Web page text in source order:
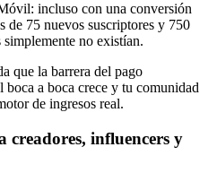
: incluso con una conversión
de 75 nuevos suscriptores y 750
no existían.
que la barrera del pago
boca a boca crece y tu comunidad
de ingresos real.
creadores, influencers y